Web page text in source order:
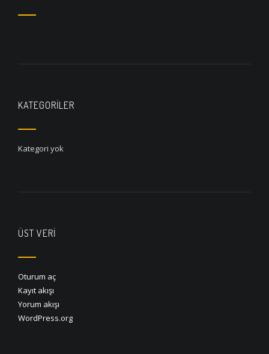
KATEGORILER
Kategori yok
ÜST VERI
Oturum aç
Kayıt akışı
Yorum akışı
WordPress.org